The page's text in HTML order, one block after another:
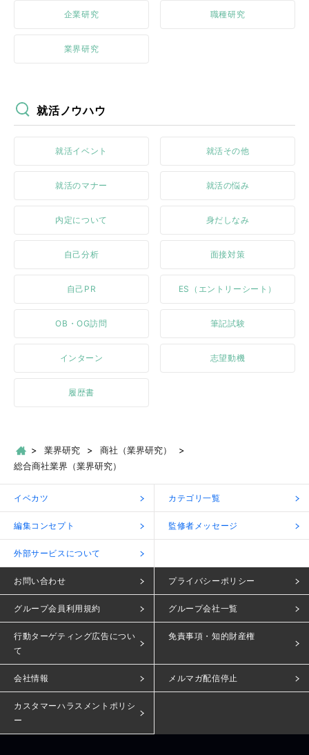
企業研究 職種研究
業界研究
就活ノウハウ
就活イベント 就活その他
就活のマナー 就活の悩み
内定について 身だしなみ
自己分析 面接対策
自己PR ES（エントリーシート）
OB・OG訪問 筆記試験
インターン 志望動機
履歴書
業界研究
商社（業界研究）
総合商社業界（業界研究）
イベカツ カテゴリ一覧
編集コンセプト 監修者メッセージ
外部サービスについて
お問い合わせ プライバシーポリシー
グループ会員利用規約 グループ会社一覧
行動ターゲティング広告につい
て
免責事項・知的財産権
会社情報 メルマガ配信停止
カスタマーハラスメントポリシ
ー